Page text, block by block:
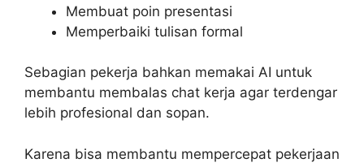
Membuat poin presentasi
Memperbaiki tulisan formal
Sebagian pekerja bahkan memakai AI untuk
membantu membalas chat kerja agar terdengar
lebih profesional dan sopan.
Karena bisa membantu mempercepat pekerjaan